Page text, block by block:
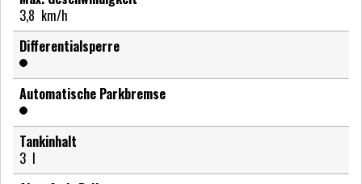
3,8 km/h
Differentialsperre
Automatische Parkbremse
Tankinhalt
3 l